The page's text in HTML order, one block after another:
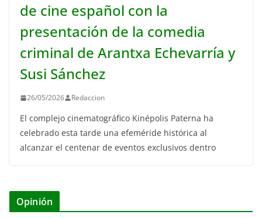
de cine español con la
presentación de la comedia
criminal de Arantxa Echevarría y
Susi Sánchez
26/05/2026 Redaccion
El complejo cinematográfico Kinépolis Paterna ha
celebrado esta tarde una efeméride histórica al
alcanzar el centenar de eventos exclusivos dentro
Opinión